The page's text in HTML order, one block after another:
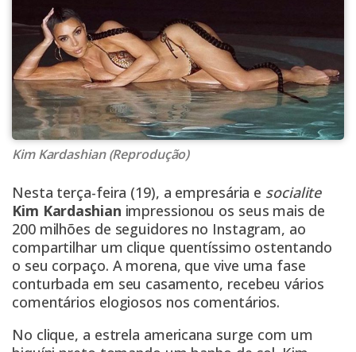
Kim Kardashian (Reprodução)
Nesta terça-feira (19), a empresária e socialite
Kim Kardashian impressionou os seus mais de
200 milhões de seguidores no Instagram, ao
compartilhar um clique quentíssimo ostentando
o seu corpaço. A morena, que vive uma fase
conturbada em seu casamento, recebeu vários
comentários elogiosos nos comentários.
No clique, a estrela americana surge com um